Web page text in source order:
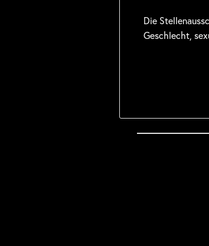
Die
Geschlecht,